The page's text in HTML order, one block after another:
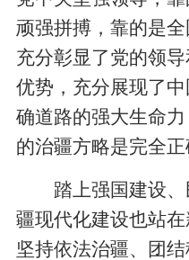
顽强拼搏，靠的是
充分彰显了党的领
优势，充分展现了
确道路的强大生命
的治疆方略是完全正
踏上强国建设
疆现代化建设也站
坚持依法治疆、团